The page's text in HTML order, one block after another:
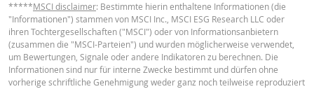
Key Information Document (DE)
*****MSCI disclaimer: Bestimmte hierin enthaltene Informationen (die
"Informationen") stammen von MSCI Inc., MSCI ESG Research LLC oder
ihren Tochtergesellschaften ("MSCI") oder von Informationsanbietern
(zusammen die "MSCI-Parteien") und wurden möglicherweise verwendet,
um Bewertungen, Signale oder andere Indikatoren zu berechnen. Die
Informationen sind nur für interne Zwecke bestimmt und dürfen ohne
vorherige schriftliche Genehmigung weder ganz noch teilweise reproduziert